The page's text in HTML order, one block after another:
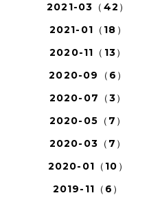
2021-03（42）
2021-01（18）
2020-11（13）
2020-09（6）
2020-07（3）
2020-05（7）
2020-03（7）
2020-01（10）
2019-11（6）